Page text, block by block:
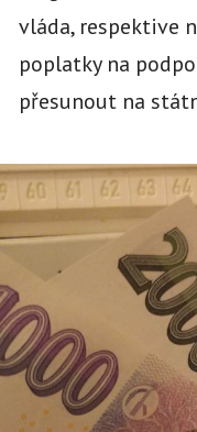
vláda, respektive
poplatky na
přesunout na